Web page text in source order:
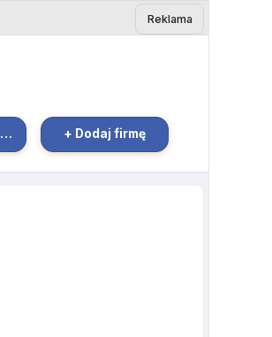
Reklama
+ Dodaj ogłoszenie + Dodaj firmę